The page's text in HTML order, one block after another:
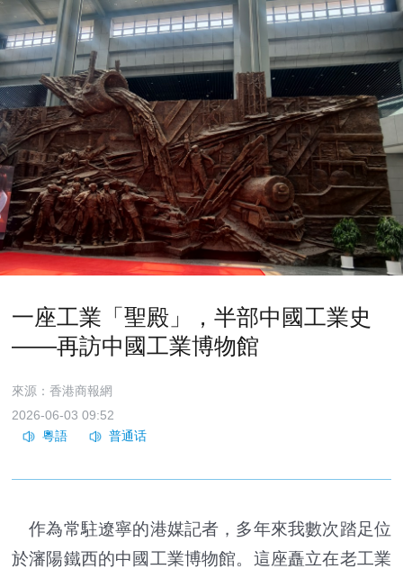
一座工業「聖殿」，半部中國工業史
——再訪中國工業博物館
來源：香港商報網
2026-06-03 09:52
作為常駐遼寧的港媒記者，多年來我數次踏足位
於瀋陽鐵西的中國工業博物館。這座矗立在老工業